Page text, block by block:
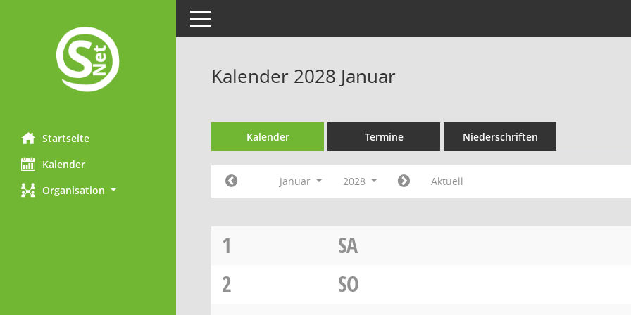
Startseite
Kalender
Organisation
Toggle navigation
Kalender 2028 Januar
Kalender Termine Niederschriften
Januar 2028 Aktuell
1
SA
2
SO